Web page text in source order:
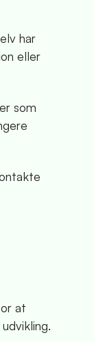
har
eller
som
at